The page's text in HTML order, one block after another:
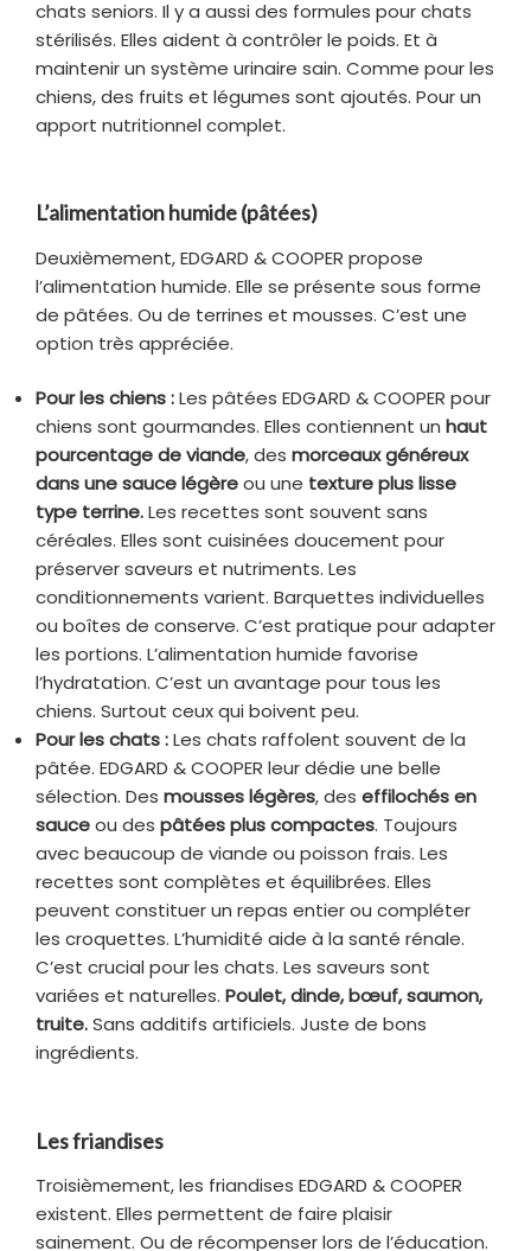
chats seniors. Il y a aussi des formules pour chats
stérilisés. Elles aident à contrôler le poids. Et à
maintenir un système urinaire sain. Comme pour les
chiens, des fruits et légumes sont ajoutés. Pour un
apport nutritionnel complet.
L’alimentation humide (pâtées)
Deuxièmement, EDGARD & COOPER propose
l’alimentation humide. Elle se présente sous forme
de pâtées. Ou de terrines et mousses. C’est une
option très appréciée.
Pour les chiens :Les pâtées EDGARD & COOPER pour
chiens sont gourmandes. Elles contiennent un haut
pourcentage de viande, des morceaux généreux
dans une sauce légèreou une texture plus lisse
type terrine.Les recettes sont souvent sans
céréales. Elles sont cuisinées doucement pour
préserver saveurs et nutriments. Les
conditionnements varient. Barquettes individuelles
ou boîtes de conserve. C’est pratique pour adapter
les portions. L’alimentation humide favorise
l’hydratation. C’est un avantage pour tous les
chiens. Surtout ceux qui boivent peu.
Pour les chats :Les chats raffolent souvent de la
pâtée. EDGARD & COOPER leur dédie une belle
sélection. Des mousses légères, des effilochés en
sauceou des pâtées plus compactes. Toujours
avec beaucoup de viande ou poisson frais. Les
recettes sont complètes et équilibrées. Elles
peuvent constituer un repas entier ou compléter
les croquettes. L’humidité aide à la santé rénale.
C’est crucial pour les chats. Les saveurs sont
variées et naturelles. Poulet, dinde, bœuf, saumon,
truite.Sans additifs artificiels. Juste de bons
ingrédients.
Les friandises
Troisièmement, les friandises EDGARD & COOPER
existent. Elles permettent de faire plaisir
sainement. Ou de récompenser lors de l’éducation.